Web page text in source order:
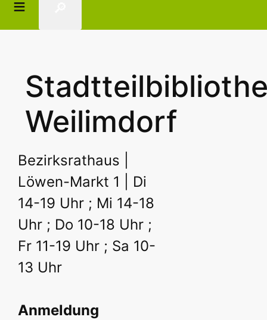
Weilimdorf
Bezirksrathaus |
Löwen-Markt 1 | Di
14-19 Uhr ; Mi 14-18
Uhr ; Do 10-18 Uhr ;
Fr 11-19 Uhr ; Sa 10-
13 Uhr
Anmeldung